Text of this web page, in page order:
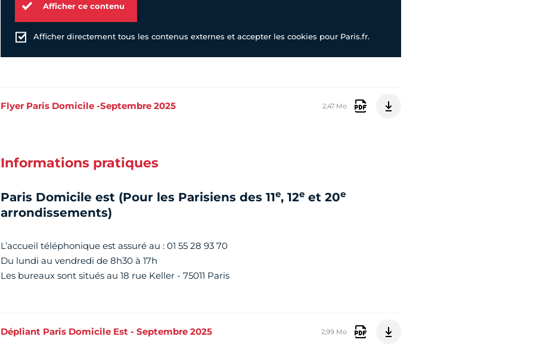
Afficher ce contenu
Afficher directement tous les contenus externes et accepter les cookies pour Paris.fr.
Flyer Paris Domicile -Septembre 2025 2,47 Mo
Informations pratiques
Paris Domicile est (Pour les Parisiens des 11e, 12eet 20e
arrondissements)
L’accueil téléphonique est assuré au : 01 55 28 93 70
Du lundi au vendredi de 8h30 à 17h
Les bureaux sont situés au 18 rue Keller - 75011 Paris
Dépliant Paris Domicile Est - Septembre 2025 2,99 Mo